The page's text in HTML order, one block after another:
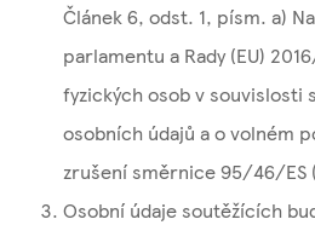
Článek 6, odst. 1, písm. a)
parlamentu a Rady (EU)
fyzických osob v souvislosti
osobních údajů a o volném
zrušení směrnice 95/46/ES
Osobní údaje soutěžících